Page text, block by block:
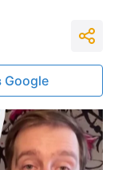
Google